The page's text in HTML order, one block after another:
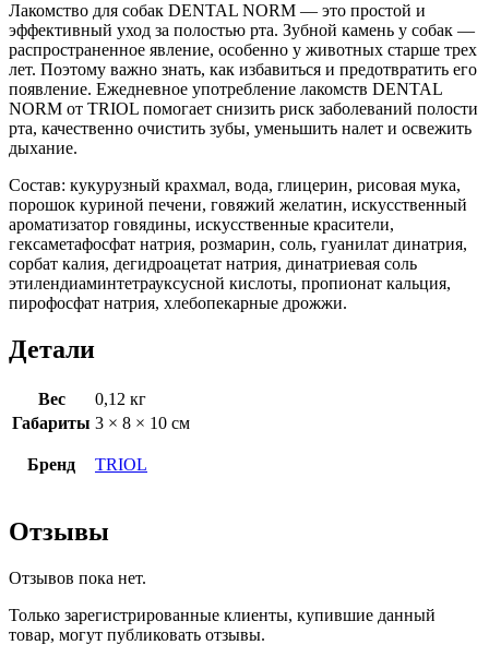
Лакомство для собак DENTAL NORM — это простой и
эффективный уход за полостью рта. Зубной камень у собак —
распространенное явление, особенно у животных старше трех
лет. Поэтому важно знать, как избавиться и предотвратить его
появление. Ежедневное употребление лакомств DENTAL
NORM от TRIOL помогает снизить риск заболеваний полости
рта, качественно очистить зубы, уменьшить налет и освежить
дыхание.
Состав: кукурузный крахмал, вода, глицерин, рисовая мука,
порошок куриной печени, говяжий желатин, искусственный
ароматизатор говядины, искусственные красители,
гексаметафосфат натрия, розмарин, соль, гуанилат динатрия,
сорбат калия, дегидроацетат натрия, динатриевая соль
этилендиаминтетрауксусной кислоты, пропионат кальция,
пирофосфат натрия, хлебопекарные дрожжи.
Детали
Вес
0,12 кг
Габариты 3 × 8 × 10 см
Бренд TRIOL
Отзывы
Отзывов пока нет.
Только зарегистрированные клиенты, купившие данный
товар, могут публиковать отзывы.